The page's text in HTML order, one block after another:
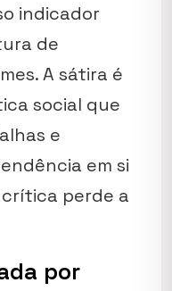
indicador
de
A sátira é
social que
e
em si
perde a
por